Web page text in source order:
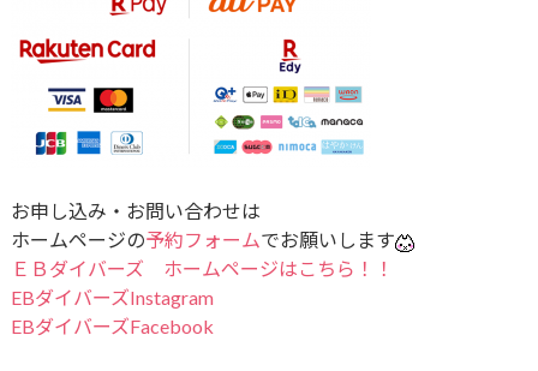
お申し込み・お問い合わせは
ホームページの予約フォームでお願いします
ＥＢダイバーズ ホームページはこちら！！
EBダイバーズInstagram
EBダイバーズFacebook